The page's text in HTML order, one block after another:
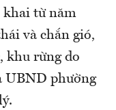
khai từ năm
và chắn gió,
khu rừng do
UBND phường